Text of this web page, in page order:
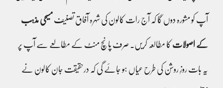
آپ کو مشورہ دوں گا کہ آج رات کالون کی شہرہ آفاق تصنیف مسیحی مذہب
کے اصولات کا مطالعہ کریں۔ صرف پانچ منٹ کے مطالعے سے آپ پر
یہ بات روزِ روشن کی طرح عیاں ہو جائے گی کہ درحقیقت جان کالون نے